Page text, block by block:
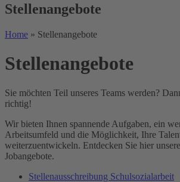
Stellenangebote
Home » Stellenangebote
Stellenangebote
Sie möchten Teil unseres Teams werden?
richtig!
Wir bieten Ihnen spannende Aufgaben, ein
Arbeitsumfeld und die Möglichkeit, Ihre
weiterzuentwickeln. Entdecken Sie hier
Jobangebote.
Stellenausschreibung Schulsozialarbeit